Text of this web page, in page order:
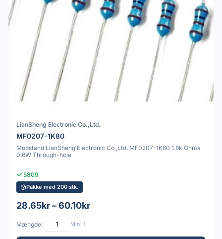
LianSheng Electronic Co.,Ltd.
MF0207-1K80
Modstand LianSheng Electronic Co.,Ltd. MF0207-1K80 1.8k Ohms
0.6W Through-hole
5809
Pakke med 200 stk.
28.65kr – 60.10kr
Mængde: Min: 1